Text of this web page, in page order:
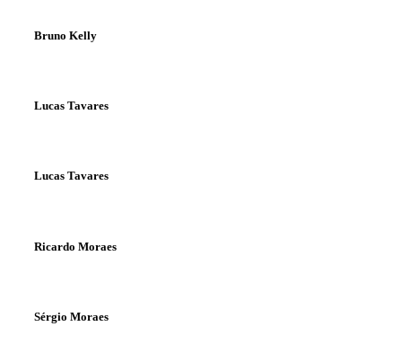
Bruno Kelly
Lucas Tavares
Lucas Tavares
Ricardo Moraes
Sérgio Moraes